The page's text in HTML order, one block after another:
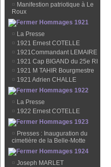
¤ Manifestion patriotique à Le
Roux
Hommages 1921
¤ La Presse
¤ 1921 Ernest COTELLE
¤ 1921Commandant LEMAIRE
¤ 1921 Cap BIGAND du 25e RI
¤ 1921 M TAHIR Bourgmestre
¤ 1921 Adrien CHALLE
Hommages 1922
¤ La Presse
¤ 1922 Ernest COTELLE
Hommages 1923
¤ Presses : Inauguration du
cimetière de la Belle-Motte
Hommages 1924
¤ Joseph MARLET